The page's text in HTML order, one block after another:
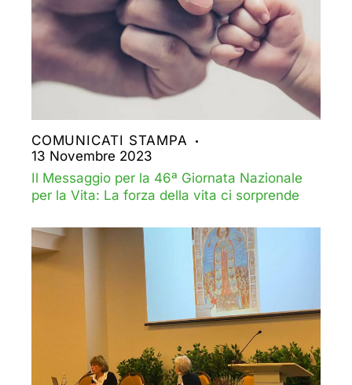
COMUNICATI STAMPA
13 Novembre 2023
Il Messaggio per la 46ª Giornata Nazionale
per la Vita: La forza della vita ci sorprende